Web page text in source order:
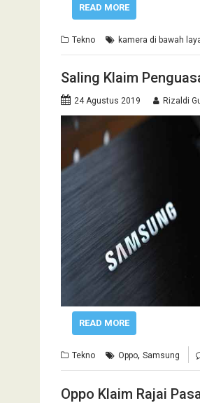
READ MORE
Tekno kamera di bawah
Saling Klaim
24 Agustus 2019 Rizaldi
READ MORE
Tekno Oppo, Samsung
Oppo Klaim Rajai